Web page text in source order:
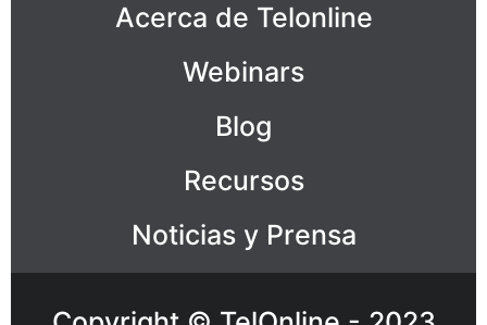
Acerca de Telonline
Webinars
Blog
Recursos
Noticias y Prensa